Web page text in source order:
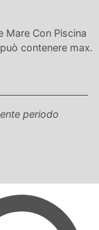
Mare Con Piscina
contenere max.
periodo